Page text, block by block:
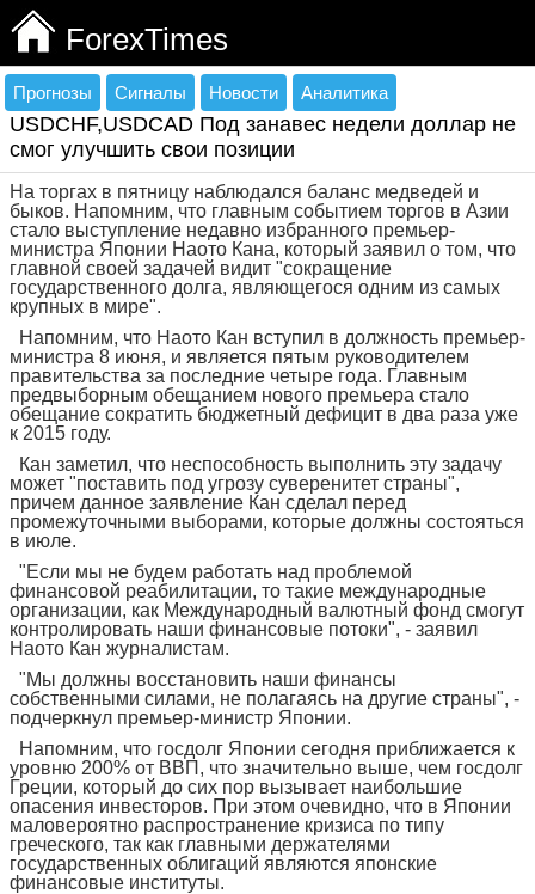
ForexTimes
Прогнозы Сигналы Новости Аналитика
USDCHF,USDCAD Под занавес недели доллар не
смог улучшить свои позиции
На торгах в пятницу наблюдался баланс медведей и
быков. Напомним, что главным событием торгов в Азии
стало выступление недавно избранного премьер-
министра Японии Наото Кана, который заявил о том, что
главной своей задачей видит "сокращение
государственного долга, являющегося одним из самых
крупных в мире".
Напомним, что Наото Кан вступил в должность премьер-
министра 8 июня, и является пятым руководителем
правительства за последние четыре года. Главным
предвыборным обещанием нового премьера стало
обещание сократить бюджетный дефицит в два раза уже
к 2015 году.
Кан заметил, что неспособность выполнить эту задачу
может "поставить под угрозу суверенитет страны",
причем данное заявление Кан сделал перед
промежуточными выборами, которые должны состояться
в июле.
"Если мы не будем работать над проблемой
финансовой реабилитации, то такие международные
организации, как Международный валютный фонд смогут
контролировать наши финансовые потоки", - заявил
Наото Кан журналистам.
"Мы должны восстановить наши финансы
собственными силами, не полагаясь на другие страны", -
подчеркнул премьер-министр Японии.
Напомним, что госдолг Японии сегодня приближается к
уровню 200% от ВВП, что значительно выше, чем госдолг
Греции, который до сих пор вызывает наибольшие
опасения инвесторов. При этом очевидно, что в Японии
маловероятно распространение кризиса по типу
греческого, так как главными держателями
государственных облигаций являются японские
финансовые институты.